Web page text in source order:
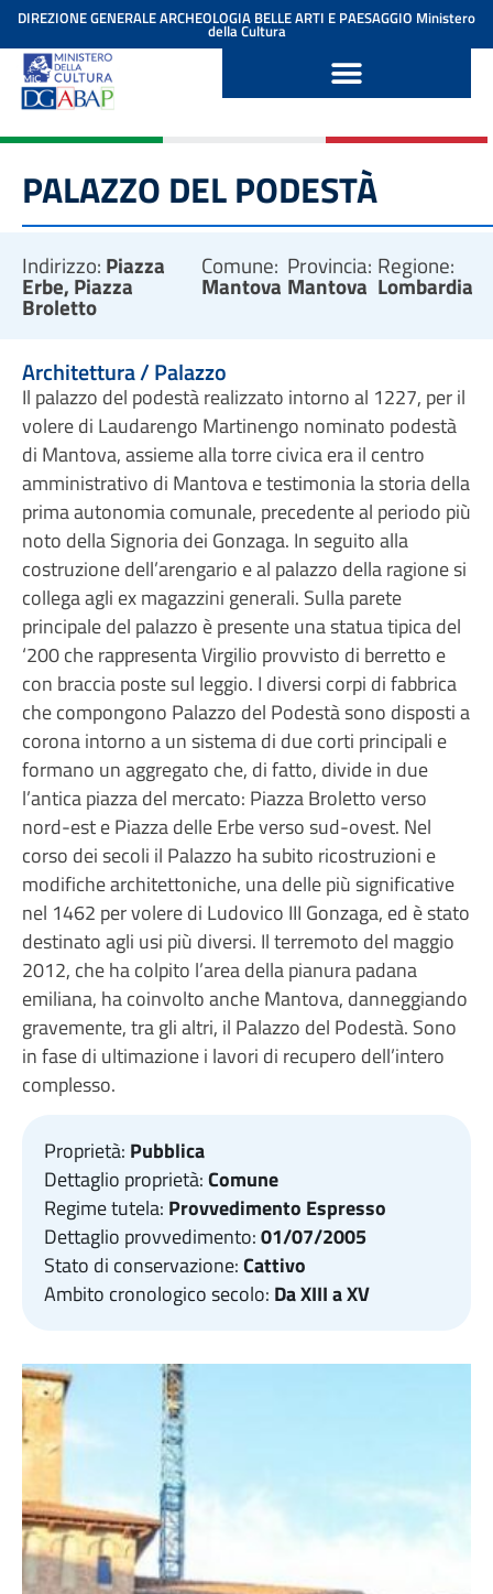
contenuto
DIREZIONE GENERALE ARCHEOLOGIA BELLE ARTI E PAESAGGIO Ministero
della Cultura
PALAZZO DEL PODESTÀ
Indirizzo: Piazza
Erbe, Piazza
Broletto
Comune:
Mantova
Provincia:
Mantova
Regione:
Lombardia
Architettura / Palazzo
Il palazzo del podestà realizzato intorno al 1227, per il
volere di Laudarengo Martinengo nominato podestà
di Mantova, assieme alla torre civica era il centro
amministrativo di Mantova e testimonia la storia della
prima autonomia comunale, precedente al periodo più
noto della Signoria dei Gonzaga. In seguito alla
costruzione dell’arengario e al palazzo della ragione si
collega agli ex magazzini generali. Sulla parete
principale del palazzo è presente una statua tipica del
‘200 che rappresenta Virgilio provvisto di berretto e
con braccia poste sul leggio. I diversi corpi di fabbrica
che compongono Palazzo del Podestà sono disposti a
corona intorno a un sistema di due corti principali e
formano un aggregato che, di fatto, divide in due
l’antica piazza del mercato: Piazza Broletto verso
nord-est e Piazza delle Erbe verso sud-ovest. Nel
corso dei secoli il Palazzo ha subito ricostruzioni e
modifiche architettoniche, una delle più significative
nel 1462 per volere di Ludovico III Gonzaga, ed è stato
destinato agli usi più diversi. Il terremoto del maggio
2012, che ha colpito l’area della pianura padana
emiliana, ha coinvolto anche Mantova, danneggiando
gravemente, tra gli altri, il Palazzo del Podestà. Sono
in fase di ultimazione i lavori di recupero dell’intero
complesso.
Proprietà: Pubblica
Dettaglio proprietà:Comune
Regime tutela: Provvedimento Espresso
Dettaglio provvedimento:01/07/2005
Stato di conservazione:Cattivo
Ambito cronologico secolo: Da XIII a XV